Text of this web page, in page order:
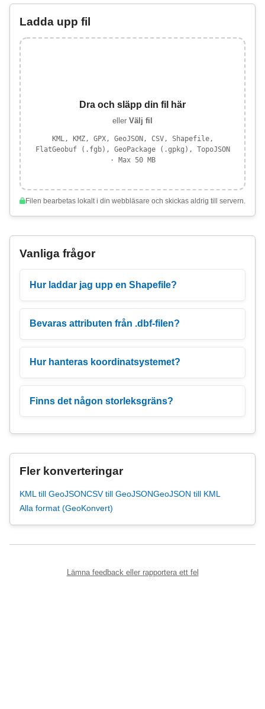
Ladda upp fil
Dra och släpp din fil här
eller Välj fil
KML, KMZ, GPX, GeoJSON, CSV, Shapefile,
FlatGeobuf (.fgb), GeoPackage (.gpkg), TopoJSON
· Max 50 MB
Filen bearbetas lokalt i din webbläsare och skickas aldrig till servern.
Vanliga frågor
Hur laddar jag upp en Shapefile?
Bevaras attributen från .dbf-filen?
Hur hanteras koordinatsystemet?
Finns det någon storleksgräns?
Fler konverteringar
KML till GeoJSONCSV till GeoJSONGeoJSON till KML
Alla format (GeoKonvert)
Lämna feedback eller rapportera ett fel